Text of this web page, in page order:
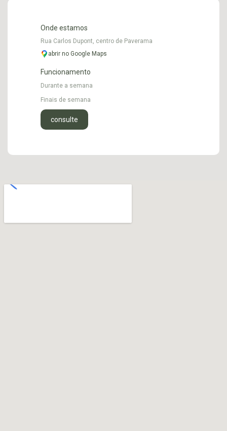
Onde estamos
Rua Carlos Dupont, centro de Paverama
abrir no Google Maps
Funcionamento
Durante a semana
Finais de semana
consulte